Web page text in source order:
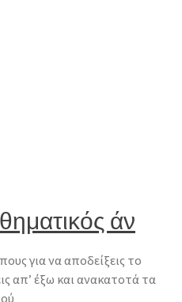
άν
για να αποδείξεις το
απ’ έξω και ανακατοτά τα